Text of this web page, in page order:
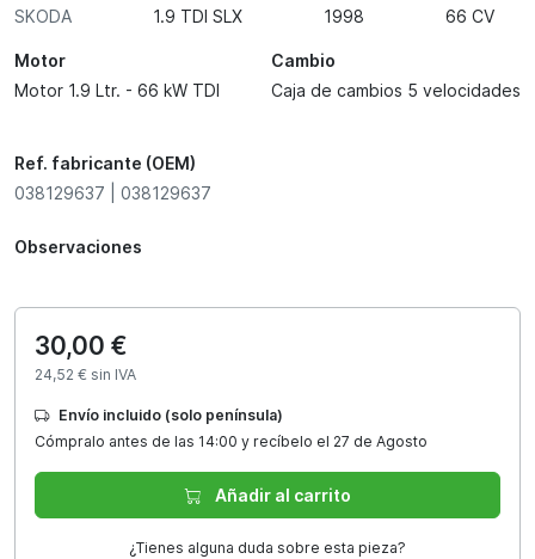
SKODA
1.9 TDI SLX
1998
66 CV
Motor
Motor 1.9 Ltr. - 66 kW TDI
Cambio
Caja de cambios 5 velocidades
Ref. fabricante (OEM)
038129637 | 038129637
Observaciones
30,00 €
24,52 € sin IVA
Envío incluido (solo península)
Cómpralo antes de las 14:00 y recíbelo el 27 de Agosto
Añadir al carrito
¿Tienes alguna duda sobre esta pieza?